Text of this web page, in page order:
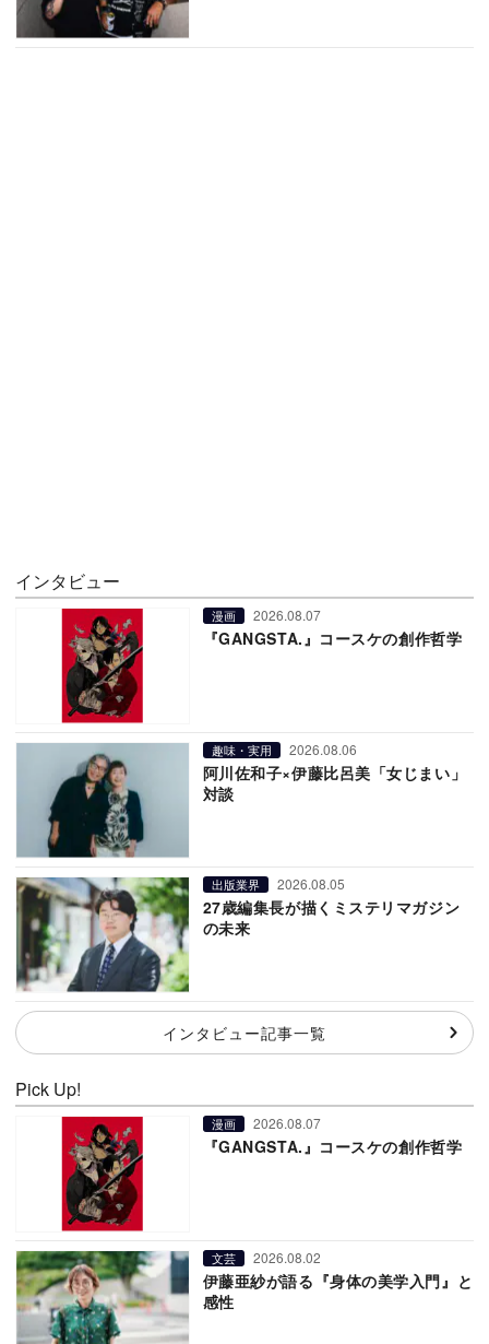
インタビュー
漫画 2026.08.07
『GANGSTA.』コースケの創作哲学
趣味・実用 2026.08.06
阿川佐和子×伊藤比呂美「女じまい」
対談
出版業界 2026.08.05
27歳編集長が描くミステリマガジン
の未来
インタビュー記事一覧
Pick Up!
漫画 2026.08.07
『GANGSTA.』コースケの創作哲学
文芸 2026.08.02
伊藤亜紗が語る『身体の美学入門』と
感性